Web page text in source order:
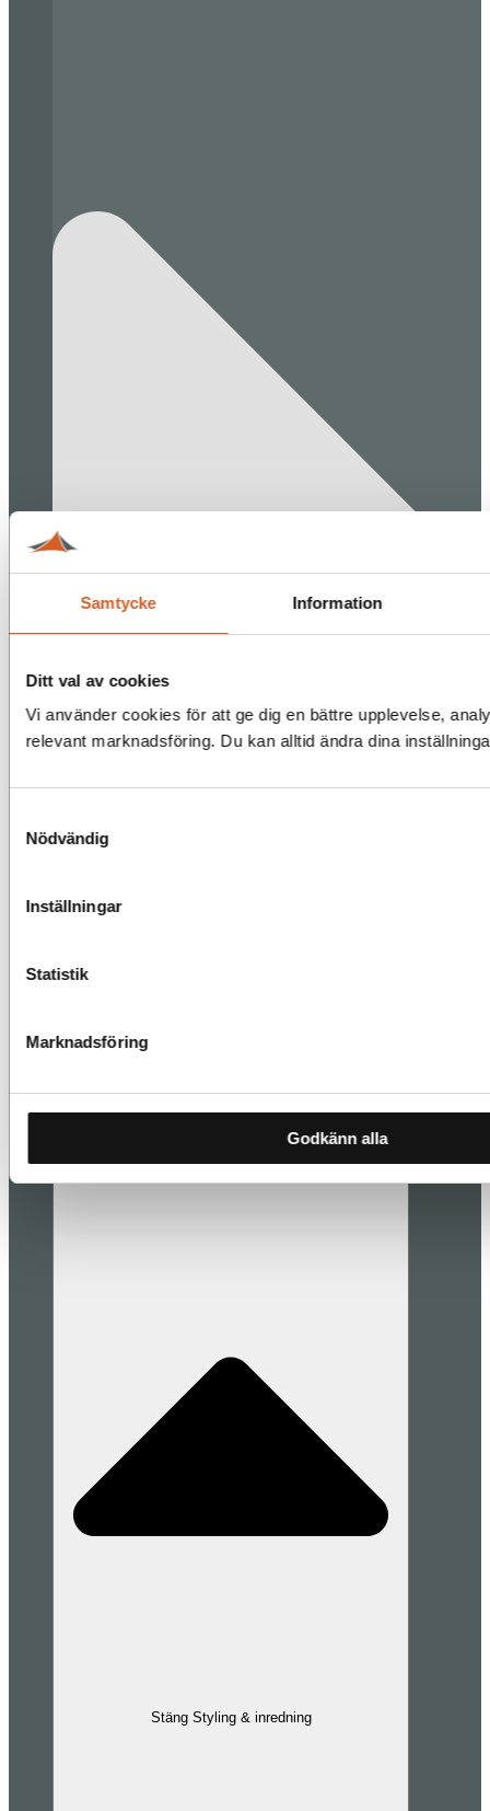
Samtycke Information
Ditt val av cookies
Vi använder cookies för att ge dig en bättre upplevelse,
relevant marknadsföring. Du kan alltid ändra dina
Nödvändig
Inställningar
Statistik
Marknadsföring
Godkänn alla
Stäng Styling & inredning